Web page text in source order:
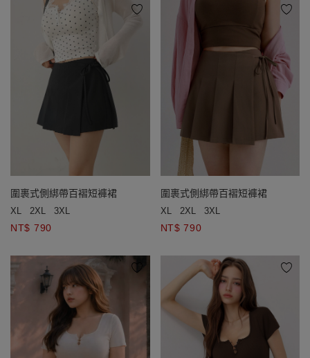
圍裹式側綁帶百褶短褲裙
XL 2XL 3XL
NT$ 790
圍裹式側綁帶百褶短褲裙
XL 2XL 3XL
NT$ 790